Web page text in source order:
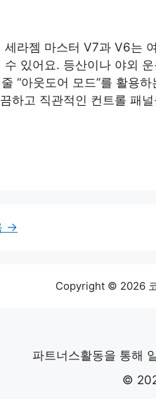
라젬 마스터 V7과 V6는
있어요. 등산이나 야외
“아웃도어 모드”를 활용
하고 직관적인 컨트롤 패
→
Copyright © 2026
파트너스활동을 통해
©